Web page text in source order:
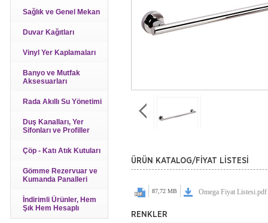
Sağlık ve Genel Mekan
Duvar Kağıtları
Vinyl Yer Kaplamaları
Banyo ve Mutfak
Aksesuarları
Rada Akıllı Su Yönetimi
Duş Kanalları, Yer
Sifonları ve Profiller
Çöp - Katı Atık Kutuları
Gömme Rezervuar ve
Kumanda Panalleri
İndirimli Ürünler, Hem
Şık Hem Hesaplı
ÜRÜN KATALOG/FİYAT LİSTESİ
87,72 MB Omega Fiyat Listesi.pdf
RENKLER